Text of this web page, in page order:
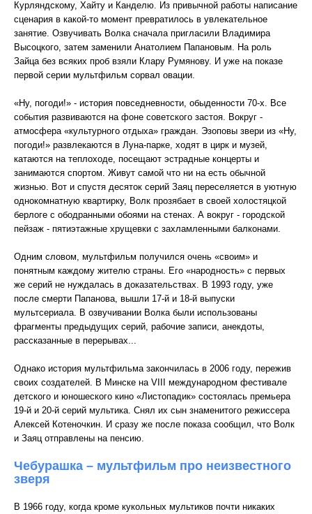
Курляндскому, Хайту и Канделю. Из привычной работы написание
сценария в какой-то момент превратилось в увлекательное
занятие. Озвучивать Волка сначала пригласили Владимира
Высоцкого, затем заменили Анатолием Папановым. На роль
Зайца без всяких проб взяли Клару Румянову. И уже на показе
первой серии мультфильм сорвал овации.
«Ну, погоди!» - история повседневности, обыденности 70-х. Все
события развиваются на фоне советского застоя. Вокруг -
атмосфера «культурного отдыха» граждан. Эзоповы звери из «Ну,
погоди!» развлекаются в Луна-парке, ходят в цирк и музей,
катаются на теплоходе, посещают эстрадные концерты и
занимаются спортом. Живут самой что ни на есть обычной
жизнью. Вот и спустя десяток серий Заяц переселяется в уютную
однокомнатную квартирку, Волк прозябает в своей холостяцкой
берлоге с ободранными обоями на стенах. А вокруг - городской
пейзаж - пятиэтажные хрущевки с захламленными балконами.
Одним словом, мультфильм получился очень «своим» и
понятным каждому жителю страны. Его «народность» с первых
же серий не нуждалась в доказательствах. В 1993 году, уже
после смерти Папанова, вышли 17-й и 18-й выпуски
мультсериала. В озвучивании Волка были использованы
фрагменты предыдущих серий, рабочие записи, анекдоты,
рассказанные в перерывах...
Однако история мультфильма закончилась в 2006 году, пережив
своих создателей. В Минске на VIII международном фестивале
детского и юношеского кино «Листопадик» состоялась премьера
19-й и 20-й серий мультика. Снял их сын знаменитого режиссера
Алексей Котеночкин. И сразу же после показа сообщил, что Волк
и Заяц отправлены на пенсию.
Чебурашка – мультфильм про неизвестного
зверя
В 1966 году, когда кроме кукольных мультиков почти никаких